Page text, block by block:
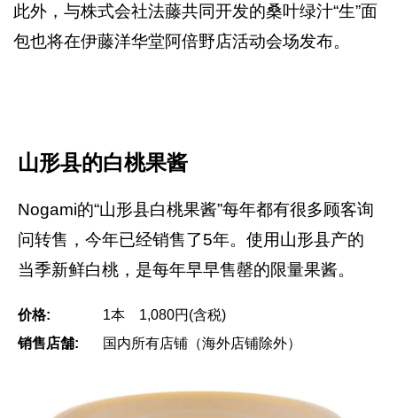
此外，与株式会社法藤共同开发的桑叶绿汁“生”面
包也将在伊藤洋华堂阿倍野店活动会场发布。
山形县的白桃果酱
Nogami的“山形县白桃果酱”每年都有很多顾客询
问转售，今年已经销售了5年。使用山形县产的
当季新鲜白桃，是每年早早售罄的限量果酱。
价格:
1本 1,080円(含税)
销售店舗:
国内所有店铺（海外店铺除外）